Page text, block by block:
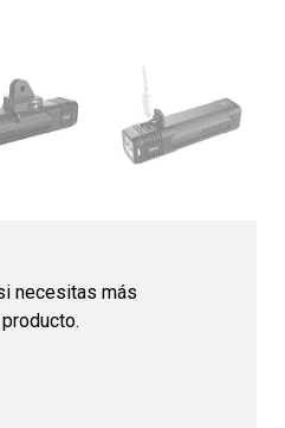
necesitas más